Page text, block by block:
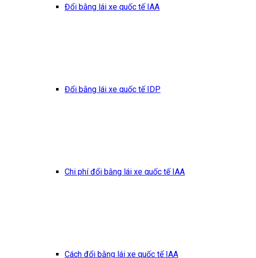
Đổi bằng lái xe quốc tế IAA
Đổi bằng lái xe quốc tế IDP
Chi phí đổi bằng lái xe quốc tế IAA
Cách đổi bằng lái xe quốc tế IAA